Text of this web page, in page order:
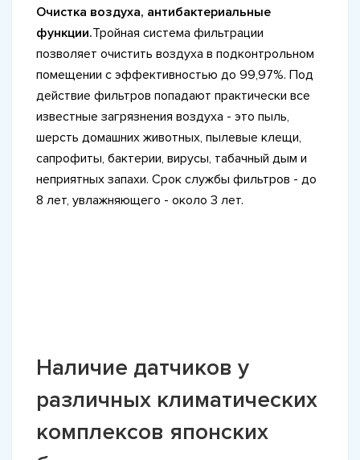
Очистка воздуха, антибактериальные
функции.Тройная система фильтрации
позволяет очистить воздуха в подконтрольном
помещении с эффективностью до 99,97%. Под
действие фильтров попадают практически все
известные загрязнения воздуха - это пыль,
шерсть домашних животных, пылевые клещи,
сапрофиты, бактерии, вирусы, табачный дым и
неприятных запахи. Срок службы фильтров - до
8 лет, увлажняющего - около 3 лет.
Наличие датчиков у
различных климатических
комплексов японских